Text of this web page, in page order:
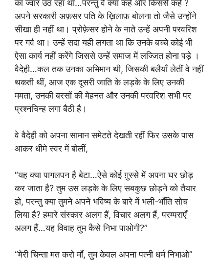
का ज्वार उठ रहा था…परन्तु वे क्या कहें और किससे कहें ?
अपने सरकारी अफ़सर पति के ख़िलाफ़ बोलना तो जैसे उन्होंने
सीखा ही नहीं था। प्रोफ़ेसर होने के नाते उन्हें अपनी परवरिश
पर गर्व था। उन्हें सदा यही लगता था कि उनके बच्चे कोई भी
ऐसा कार्य नहीं करेंगे जिससे उन्हें समाज में लज्जित होना पड़े ।
वैदेही…कल तक उनका अभिमान थी, जिसकी बलैयाँ लेतीं वे नहीं
थकती थीं, आज एक दूसरी जाति के लड़के के लिए उनकी
ममता, उनकी बरसों की मेहनत और उनकी परवरिश सभी पर
प्रश्नचिन्ह लगा बैठी है।
वे वैदेही को अपना सामान समेटते देखती रहीं फिर उसके पास
आकर धीमे स्वर में बोलीं,
“यह क्या पागलपन है बेटा…ऐसे कोई ग़ुस्से में अपना घर छोड़
कर जाता है? तुम उस लड़के के लिए सबकुछ छोड़ने को तैयार
हो, परन्तु क्या तुमने अपने भविष्य के बारे में भली-भाँति सोच
लिया है? हमारे संस्कार अलग हैं, विचार अलग हैं, परम्पराएँ
अलग हैं…यह विवाह तुम कैसे निभा पाओगी?”
“मेरी चिन्ता मत करो माँ, तुम केवल अपना पत्नी धर्म निभाओ”